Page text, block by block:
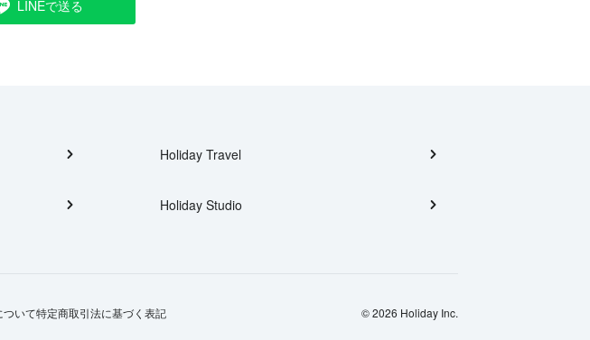
LINEで送る
Holiday Travel
Holiday Studio
いて特定商取引法に基づく表記 © 2026 Holiday Inc.